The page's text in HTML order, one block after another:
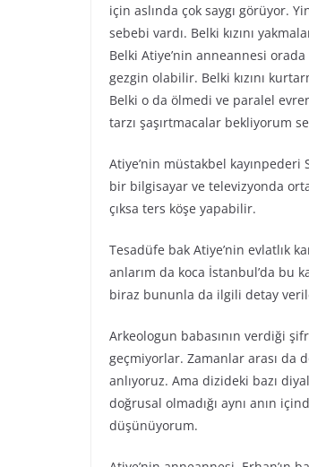
için aslında çok saygı görüyor.
sebebi vardı. Belki kızını
Belki Atiye’nin anneannesi
gezgin olabilir. Belki kızını
Belki o da ölmedi ve paralel
tarzı şaşırtmacalar bekliyorum
Atiye’nin müstakbel
bir bilgisayar ve televizyonda
çıksa ters köşe yapabilir.
Tesadüfe bak Atiye’nin evlatlık
anlarım da koca İstanbul’da bu
biraz bununla da ilgili detay
Arkeologun babasının verdiği
geçmiyorlar. Zamanlar arası da
anlıyoruz. Ama dizideki bazı
doğrusal olmadığı aynı anın
düşünüyorum.